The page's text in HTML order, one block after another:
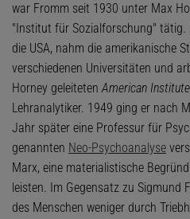
war Fromm seit 1930 unter Max
"Institut für Sozialforschung" tätig.
die USA, nahm die amerikanische
verschiedenen Universitäten und
Horney geleitetenAmerican
Lehranalytiker. 1949 ging er nach
Jahr später eine Professur für
genannten Neo-Psychoanalyse
Marx, eine materialistische
leisten. Im Gegensatz zu Sigmund
des Menschen weniger durch